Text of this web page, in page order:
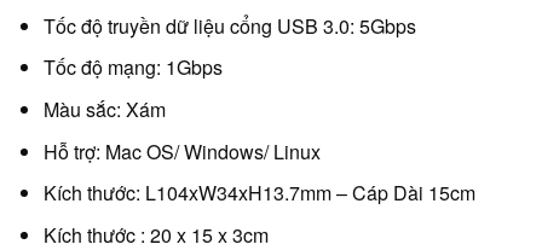
Tốc độ truyền dữ liệu cổng USB 3.0: 5Gbps
Tốc độ mạng: 1Gbps
Màu sắc: Xám
Hỗ trợ: Mac OS/ Windows/ Linux
Kích thước: L104xW34xH13.7mm – Cáp Dài 15cm
Kích thước : 20 x 15 x 3cm